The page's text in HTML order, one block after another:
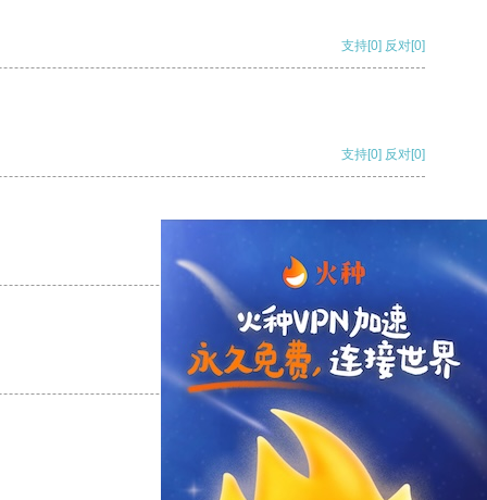
支持[0] 反对[0]
支持[0] 反对[0]
支持
支持[0] 反对[0]
支持[0] 反对[0]